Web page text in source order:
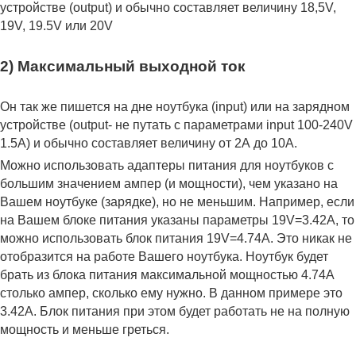
устройстве (output) и обычно составляет величину 18,5V,
19V, 19.5V или 20V
2) Максимальный выходной ток
Он так же пишется на дне ноутбука (input) или на зарядном
устройстве (output- не путать с параметрами input 100-240V
1.5A) и обычно составляет величину от 2А до 10A.
Можно использовать адаптеры питания для ноутбуков с
большим значением ампер (и мощности), чем указано на
Вашем ноутбуке (зарядке), но не меньшим. Например, если
на Вашем блоке питания указаны параметры 19V=3.42A, то
можно использовать блок питания 19V=4.74A. Это никак не
отобразится на работе Вашего ноутбука. Ноутбук будет
брать из блока питания максимальной мощностью 4.74А
столько ампер, сколько ему нужно. В данном примере это
3.42А. Блок питания при этом будет работать не на полную
мощность и меньше греться.